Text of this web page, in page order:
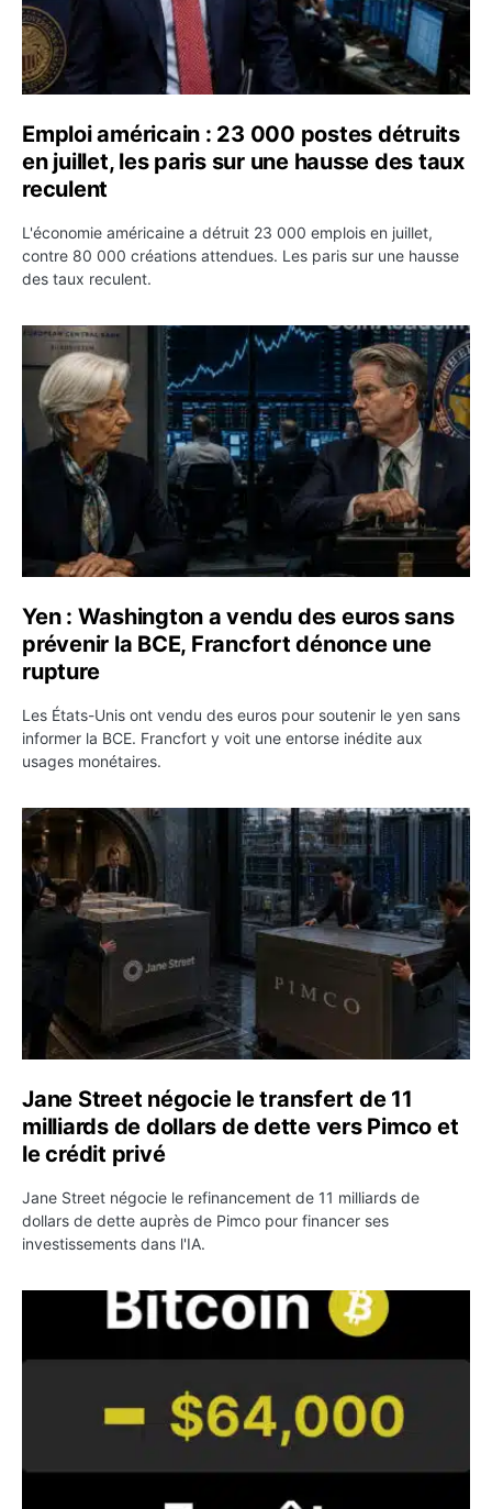
Emploi américain : 23 000 postes détruits
en juillet, les paris sur une hausse des taux
reculent
L'économie américaine a détruit 23 000 emplois en juillet,
contre 80 000 créations attendues. Les paris sur une hausse
des taux reculent.
Yen : Washington a vendu des euros sans prévenir la
Yen : Washington a vendu des euros sans
prévenir la BCE, Francfort dénonce une
rupture
Les États-Unis ont vendu des euros pour soutenir le yen sans
informer la BCE. Francfort y voit une entorse inédite aux
usages monétaires.
Jane Street négocie le transfert de 11 milliards de
Jane Street négocie le transfert de 11
milliards de dollars de dette vers Pimco et
le crédit privé
Jane Street négocie le refinancement de 11 milliards de
dollars de dette auprès de Pimco pour financer ses
investissements dans l'IA.
Bitcoin stagne à 64 000 dollars pendant que les